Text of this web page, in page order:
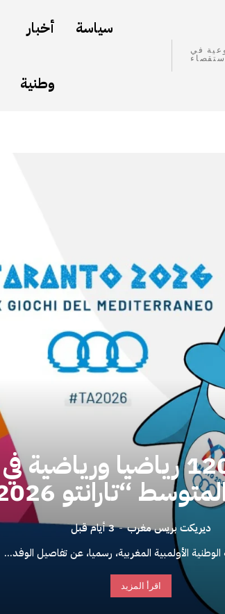
في
سياسة أخبار
وطنية
المغرب يشارك بـ 120 رياضيا
“تارانتو 2026”
ديريكت بريس مغرب - 3 أيام قبل
الأولمبية المغربية، رسميا، عن تفاصيل الوفد...
اقرأ المزيد